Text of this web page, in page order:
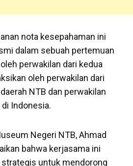
nota kesepahaman ini
dalam sebuah pertemuan
perwakilan dari kedua
oleh perwakilan dari
NTB dan perwakilan
Indonesia.
Negeri NTB, Ahmad
bahwa kerjasama ini
strategis untuk mendorong